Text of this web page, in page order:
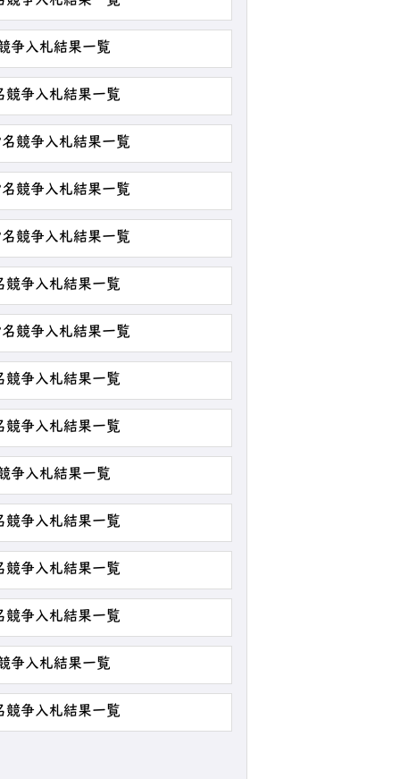
争入札結果一覧
争入札結果一覧
競争入札結果一覧
競争入札結果一覧
競争入札結果一覧
争入札結果一覧
競争入札結果一覧
争入札結果一覧
争入札結果一覧
争入札結果一覧
争入札結果一覧
争入札結果一覧
争入札結果一覧
争入札結果一覧
争入札結果一覧